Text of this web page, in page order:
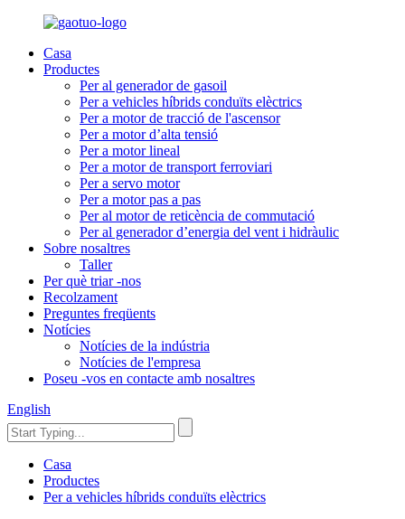
Casa
Productes
Per al generador de gasoil
Per a vehicles híbrids conduïts elèctrics
Per a motor de tracció de l'ascensor
Per a motor d’alta tensió
Per a motor lineal
Per a motor de transport ferroviari
Per a servo motor
Per a motor pas a pas
Per al motor de reticència de commutació
Per al generador d’energia del vent i hidràulic
Sobre nosaltres
Taller
Per què triar -nos
Recolzament
Preguntes freqüents
Notícies
Notícies de la indústria
Notícies de l'empresa
Poseu -vos en contacte amb nosaltres
English
Casa
Productes
Per a vehicles híbrids conduïts elèctrics